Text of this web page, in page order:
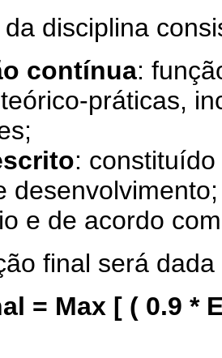
disciplina
contínua:
práticas,
:
e de acordo
final será dada
= Max [ ( 0.9 *